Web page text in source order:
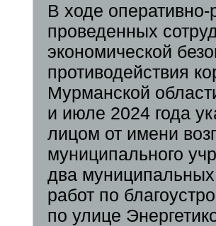
В ходе
проведенных
экономической
противодействия
Мурманской
и июле 2024 года
лицом от имени
муниципального
два
работ по
по улице